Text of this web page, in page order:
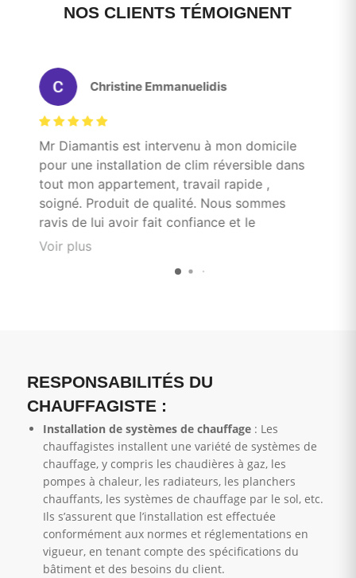
NOS CLIENTS TÉMOIGNENT
Christine Emmanuelidis
Mr Diamantis est intervenu à mon domicile
pour une installation de clim réversible dans
tout mon appartement, travail rapide ,
soigné. Produit de qualité. Nous sommes
ravis de lui avoir fait confiance et le
recommandons sans hésitation
Voir plus
RESPONSABILITÉS DU
CHAUFFAGISTE :
Installation de systèmes de chauffage : Les
chauffagistes installent une variété de systèmes de
chauffage, y compris les chaudières à gaz, les
pompes à chaleur, les radiateurs, les planchers
chauffants, les systèmes de chauffage par le sol, etc.
Ils s’assurent que l’installation est effectuée
conformément aux normes et réglementations en
vigueur, en tenant compte des spécifications du
bâtiment et des besoins du client.